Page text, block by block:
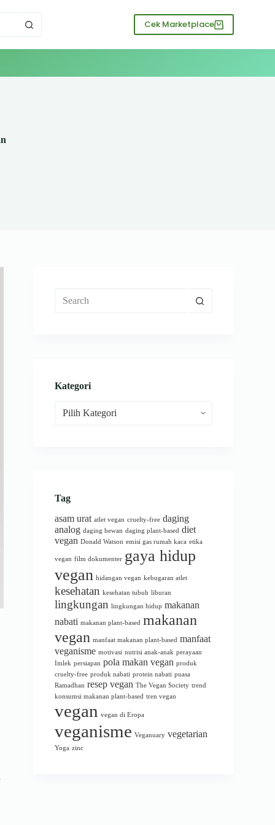
Cek Marketplace
results
Kategori
Tag
asam urat atlet vegan cruelty-free daging
analog daging hewan daging plant-based diet
vegan Donald Watson emisi gas rumah kaca etika
vegan film dokumenter gaya hidup
vegan hidangan vegan kebugaran atlet
kesehatan kesehatan tubuh liburan
lingkungan lingkungan hidup makanan
nabati makanan plant-based makanan
vegan manfaat makanan plant-based manfaat
veganisme motivasi nutrisi anak-anak perayaan
Imlek persiapan pola makan vegan produk
cruelty-free produk nabati protein nabati puasa
Ramadhan resep vegan The Vegan Society trend
konsumsi makanan plant-based tren vegan
vegan vegan di Eropa
veganisme Veganuary vegetarian
Yoga zinc